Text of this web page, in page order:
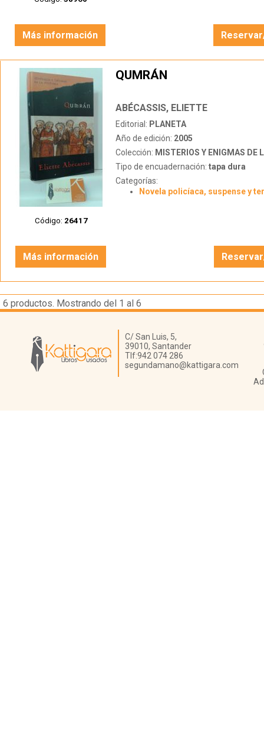
Más información
Código: 26417
QUMRÁN
ABÉCASSIS, ELIETTE
Editorial: PLANETA
Año de edición: 2005
Colección: MISTERIOS Y ENIGMAS DE
Tipo de encuadernación: tapa dura
Categorías:
Novela policíaca, suspense y
Más información
6 productos. Mostrando del 1 al 6
Librería Kattigara
C/ San Luis, 5,
39010, Santander
Tlf:942 074 286
segundamano@kattigara.com